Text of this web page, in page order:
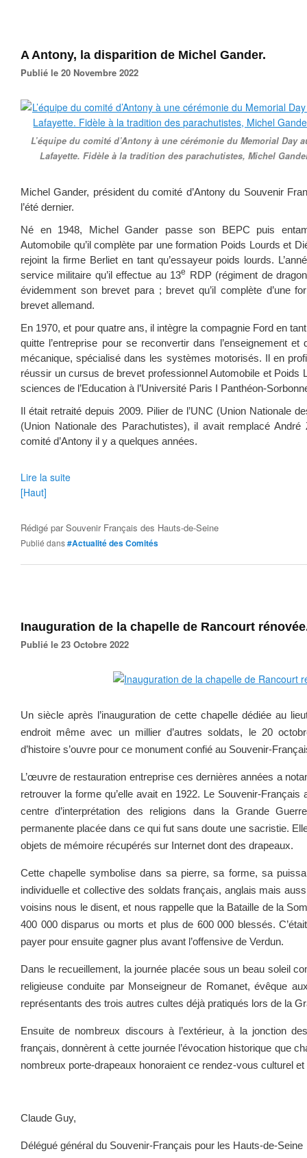
A Antony, la disparition de Michel Gander.
Publié le 20 Novembre 2022
L’équipe du comité d’Antony à une cérémonie du Memorial Day
Lafayette. Fidèle à la tradition des parachutistes, Michel
Michel Gander, président du comité d’Antony du Souvenir
l’été dernier.
Né en 1948, Michel Gander passe son BEPC puis
Automobile qu’il complète par une formation Poids Lourds et
rejoint la firme Berliet en tant qu’essayeur poids lourds.
service militaire qu’il effectue au 13e
RDP (régiment de
évidemment son brevet para ; brevet qu’il complète d’une
brevet allemand.
En 1970, et pour quatre ans, il intègre la compagnie Ford en
quitte l’entreprise pour se reconvertir dans l’enseignement
mécanique, spécialisé dans les systèmes motorisés. Il en
réussir un cursus de brevet professionnel Automobile et Poids
sciences de l’Education à l’Université Paris I Panthéon-
Il était retraité depuis 2009. Pilier de l’UNC (Union Nationale
(Union Nationale des Parachutistes), il avait remplacé
comité d’Antony il y a quelques années.
Lire la suite
[Haut]
Rédigé parSouvenir Français des Hauts-de-Seine
Publié dans#Actualité des Comités
Inauguration de la chapelle de Rancourt
Publié le 23 Octobre 2022
Un siècle après l’inauguration de cette chapelle dédiée au
endroit même avec un millier d’autres soldats, le 20
d’histoire s’ouvre pour ce monument confié au Souvenir-
L’œuvre de restauration entreprise ces dernières années a
retrouver la forme qu’elle avait en 1922. Le Souvenir-Français
centre d’interprétation des religions dans la Grande
permanente placée dans ce qui fut sans doute une sacristie.
objets de mémoire récupérés sur Internet dont des drapeaux.
Cette chapelle symbolise dans sa pierre, sa forme, sa
individuelle et collective des soldats français, anglais mais
voisins nous le disent, et nous rappelle que la Bataille de la
400 000 disparus ou morts et plus de 600 000 blessés.
payer pour ensuite gagner plus avant l’offensive de Verdun.
Dans le recueillement, la journée placée sous un beau soleil
religieuse conduite par Monseigneur de Romanet, évêque
représentants des trois autres cultes déjà pratiqués lors de la
Ensuite de nombreux discours à l’extérieur, à la jonction
français, donnèrent à cette journée l’évocation historique que
nombreux porte-drapeaux honoraient ce rendez-vous culturel
Claude Guy,
Délégué général du Souvenir-Français pour les Hauts-de-Seine